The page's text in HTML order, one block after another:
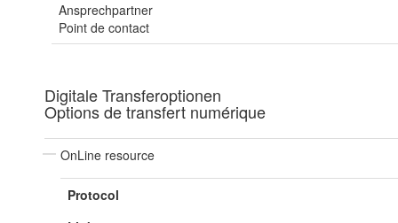
Ansprechpartner
Point de contact
Digitale Transferoptionen
Options de transfert numérique
OnLine resource
Protocol